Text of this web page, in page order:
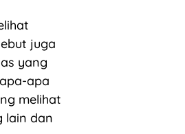
juga
yang
apa
melihat
lain dan